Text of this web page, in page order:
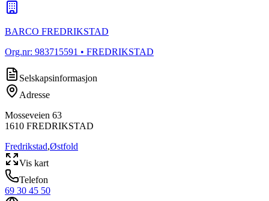
BARCO FREDRIKSTAD
Org.nr: 983715591 • FREDRIKSTAD
Selskapsinformasjon
Adresse
Mosseveien 63
1610 FREDRIKSTAD
Fredrikstad,Østfold
Vis kart
Telefon
69 30 45 50